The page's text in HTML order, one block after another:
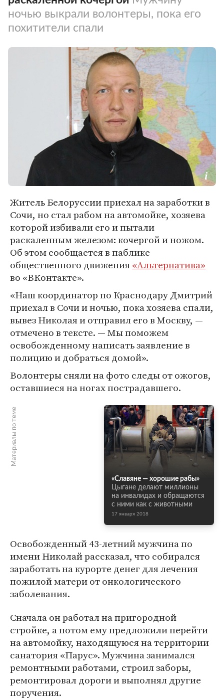
ночью выкрали волонтеры, пока его
похитители спали
Житель Белоруссии приехал на заработки в
Сочи, но стал рабом на автомойке, хозяева
которой избивали его и пытали
раскаленным железом: кочергой и ножом.
Об этом сообщается в паблике
общественного движения«Альтернатива»
во «ВКонтакте».
«Наш координатор по Краснодару Дмитрий
приехал в Сочи и ночью, пока хозяева спали,
вывез Николая и отправил его в Москву, —
отмечено в тексте. — Мы поможем
освобожденному написать заявление в
полицию и добраться домой».
Волонтеры сняли на фото следы от ожогов,
оставшиеся на ногах пострадавшего.
Материалы по теме
«Славяне — хорошие рабы»
Цыгане делают миллионы
на инвалидах и обращаются
с ними как с животными
17 января 2018
Освобожденный 43-летний мужчина по
имени Николай рассказал, что собирался
заработать на курорте денег для лечения
пожилой матери от онкологического
заболевания.
Сначала он работал на пригородной
стройке, а потом ему предложили перейти
на автомойку, находящуюся на территории
санатория «Парус». Мужчина занимался
ремонтными работами, строил заборы,
ремонтировал дороги и выполнял другие
поручения.